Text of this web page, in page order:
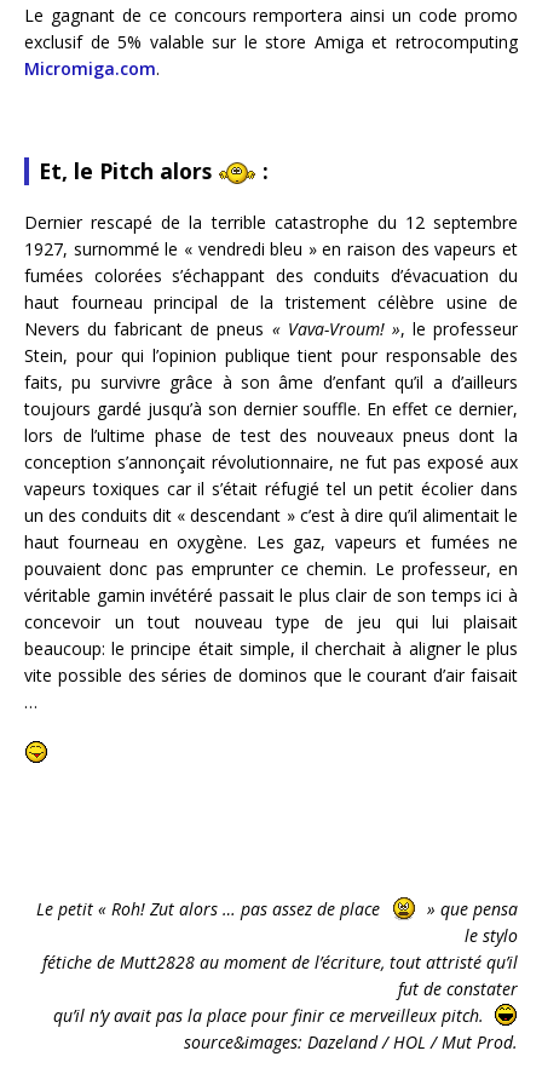
Le gagnant de ce concours remportera ainsi un code promo
exclusif de 5% valable sur le store Amiga et retrocomputing
Micromiga.com.
Et, le Pitch alors :
Dernier rescapé de la terrible catastrophe du 12 septembre
1927, surnommé le « vendredi bleu » en raison des vapeurs et
fumées colorées s’échappant des conduits d’évacuation du
haut fourneau principal de la tristement célèbre usine de
Nevers du fabricant de pneus « Vava-Vroum! », le professeur
Stein, pour qui l’opinion publique tient pour responsable des
faits, pu survivre grâce à son âme d’enfant qu’il a d’ailleurs
toujours gardé jusqu’à son dernier souffle. En effet ce dernier,
lors de l’ultime phase de test des nouveaux pneus dont la
conception s’annonçait révolutionnaire, ne fut pas exposé aux
vapeurs toxiques car il s’était réfugié tel un petit écolier dans
un des conduits dit « descendant » c’est à dire qu’il alimentait le
haut fourneau en oxygène. Les gaz, vapeurs et fumées ne
pouvaient donc pas emprunter ce chemin. Le professeur, en
véritable gamin invétéré passait le plus clair de son temps ici à
concevoir un tout nouveau type de jeu qui lui plaisait
beaucoup: le principe était simple, il cherchait à aligner le plus
vite possible des séries de dominos que le courant d’air faisait
…
Le petit « Roh! Zut alors … pas assez de place
» que pensa
le stylo
fétiche de Mutt2828 au moment de l’écriture, tout attristé qu’il
fut de constater
qu’il n’y avait pas la place pour finir ce merveilleux pitch.
source&images: Dazeland / HOL / Mut Prod.